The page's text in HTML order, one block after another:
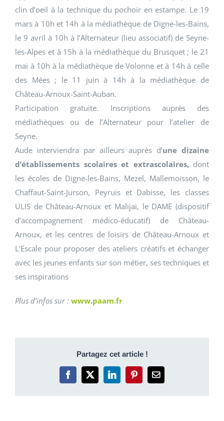
clin d’oeil à la technique du pochoir en estampe. Le 19
mars à 10h et 14h à la médiathèque de Digne-les-Bains,
le 9 avril à 10h à l’Alternateur (lieu associatif) de Seyne-
les-Alpes et à 15h à la médiathèque du Brusquet ; le 21
mai à 10h à la médiathèque de Volonne et à 14h à celle
des Mées ; le 11 juin à 14h à la médiathèque de
Château-Arnoux-Saint-Auban.
Participation gratuite. Inscriptions auprès des
médiathèques ou de l’Alternateur pour l’atelier de
Seyne.
Aude interviendra par ailleurs auprès d’une dizaine
d’établissements scolaires et extrascolaires,dont
les écoles de Digne-les-Bains, Mezel, Mallemoisson, le
Chaffaut-Saint-Jurson, Peyruis et Dabisse, les classes
ULIS de Château-Arnoux et Malijai, le DAME (dispositif
d’accompagnement médico-éducatif) de Château-
Arnoux, et les centres de loisirs de Château-Arnoux et
L’Escale pour proposer des ateliers créatifs et échanger
avec les jeunes enfants sur son métier, ses techniques et
ses inspirations
Plus d’infos sur : www.paam.fr
Partagez cet article !
Facebook
X LinkedInPinterestEmail